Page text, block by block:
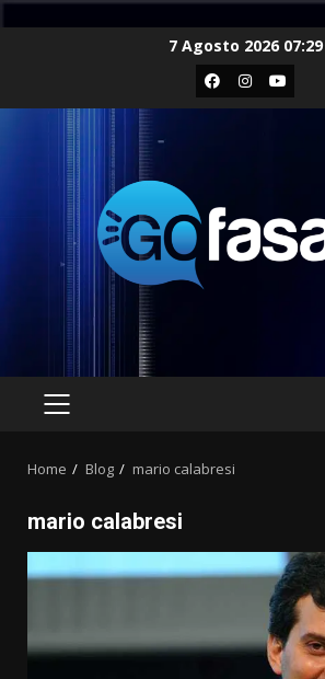
7 Agosto 2026 07:29
Facebook
Instagram
Youtube
PRIMARY
Home Blog mario calabresi
mario calabresi